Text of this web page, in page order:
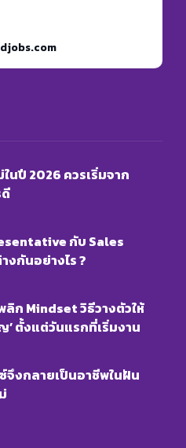
นปี 2026 ควรเริ่มจาก
กับ Sales
งกันอย่างไร ?
ก Mindset วิธีวางตัวให้
’ ตั้งแต่วันแรกที่เริ่มงาน
จึงกลายเป็นอาชีพในฝัน